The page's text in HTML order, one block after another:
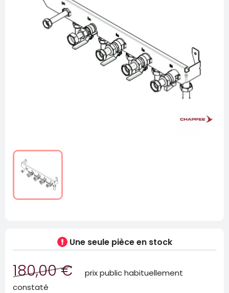
Une seule pièceen stock
180,00 €
prix public habituellement
constaté